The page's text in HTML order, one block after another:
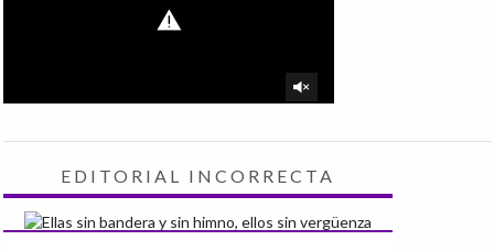
EDITORIAL INCORRECTA